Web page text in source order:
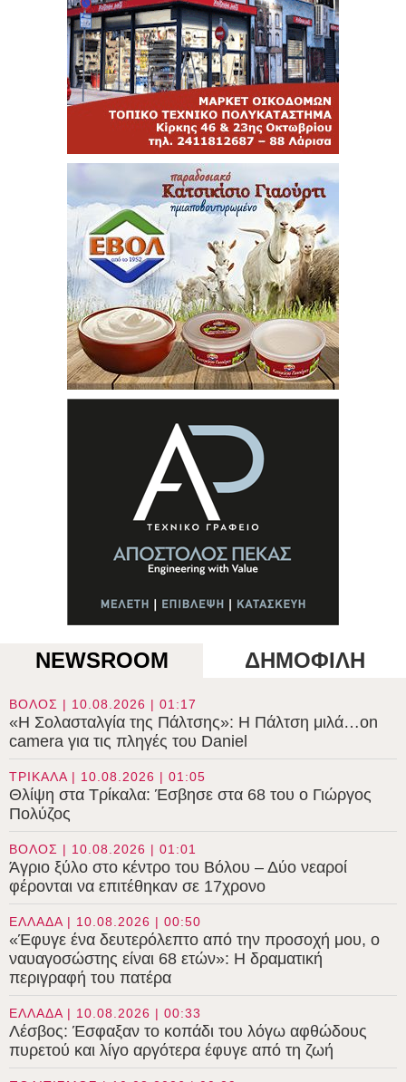
NEWSROOM ΔΗΜΟΦΙΛΗ
ΒΟΛΟΣ | 10.08.2026 | 01:17
«Η Σολασταλγία της Πάλτσης»: Η Πάλτση μιλά…on
camera για τις πληγές του Daniel
ΤΡΙΚΑΛΑ | 10.08.2026 | 01:05
Θλίψη στα Τρίκαλα: Έσβησε στα 68 του ο Γιώργος
Πολύζος
ΒΟΛΟΣ | 10.08.2026 | 01:01
Άγριο ξύλο στο κέντρο του Βόλου – Δύο νεαροί
φέρονται να επιτέθηκαν σε 17χρονο
ΕΛΛΑΔΑ | 10.08.2026 | 00:50
«Έφυγε ένα δευτερόλεπτο από την προσοχή μου, ο
ναυαγοσώστης είναι 68 ετών»: Η δραματική
περιγραφή του πατέρα
ΕΛΛΑΔΑ | 10.08.2026 | 00:33
Λέσβος: Έσφαξαν το κοπάδι του λόγω αφθώδους
πυρετού και λίγο αργότερα έφυγε από τη ζωή